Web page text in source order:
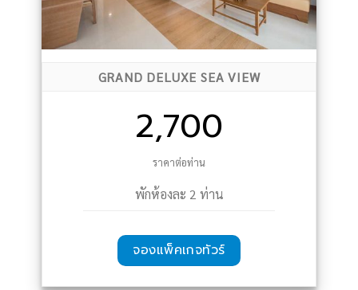
GRAND DELUXE SEA VIEW
2,700
ราคาต่อท่าน
พักห้องละ 2 ท่าน
จองแพ็คเกจทัวร์